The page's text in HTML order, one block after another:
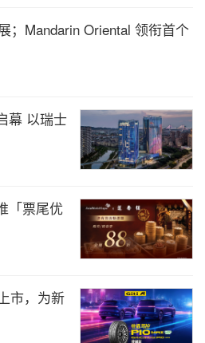
；Mandarin Oriental 领衔首个
幕 以瑞士
「票尾优
市，为新